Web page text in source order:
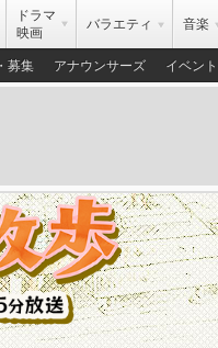
ドラマ
映画
バラエティ 音楽
募集 アナウンサーズ イベント